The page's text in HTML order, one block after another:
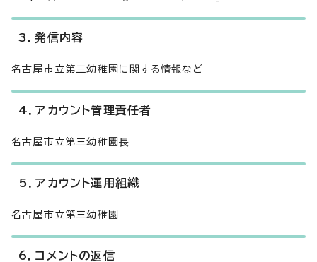
3．発信内容
名古屋市立第三幼稚園に関する情報など
4．アカウント管理責任者
名古屋市立第三幼稚園長
5．アカウント運用組織
名古屋市立第三幼稚園
6．コメントの返信